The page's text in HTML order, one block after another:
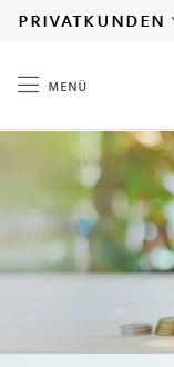
privatkunden
menü